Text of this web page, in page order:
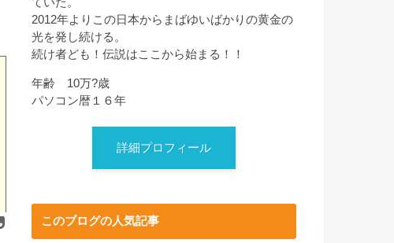
2012年よりこの日本からまばゆいばかりの黄金の
光を発し続ける。
続け者ども！伝説はここから始まる！！
年齢 10万?歳
パソコン暦１６年
詳細プロフィール
このブログの人気記事